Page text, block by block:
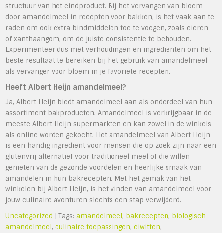
structuur van het eindproduct. Bij het vervangen van bloem
door amandelmeel in recepten voor bakken, is het vaak aan te
raden om ook extra bindmiddelen toe te voegen, zoals eieren
of xanthaangom, om de juiste consistentie te behouden.
Experimenteer dus met verhoudingen en ingrediënten om het
beste resultaat te bereiken bij het gebruik van amandelmeel
als vervanger voor bloem in je favoriete recepten.
Heeft Albert Heijn amandelmeel?
Ja, Albert Heijn biedt amandelmeel aan als onderdeel van hun
assortiment bakproducten. Amandelmeel is verkrijgbaar in de
meeste Albert Heijn supermarkten en kan zowel in de winkels
als online worden gekocht. Het amandelmeel van Albert Heijn
is een handig ingrediënt voor mensen die op zoek zijn naar een
glutenvrij alternatief voor traditioneel meel of die willen
genieten van de gezonde voordelen en heerlijke smaak van
amandelen in hun bakrecepten. Met het gemak van het
winkelen bij Albert Heijn, is het vinden van amandelmeel voor
jouw culinaire avonturen slechts een stap verwijderd.
Uncategorized | Tags: amandelmeel, bakrecepten, biologisch
amandelmeel,culinaire toepassingen,eiwitten,